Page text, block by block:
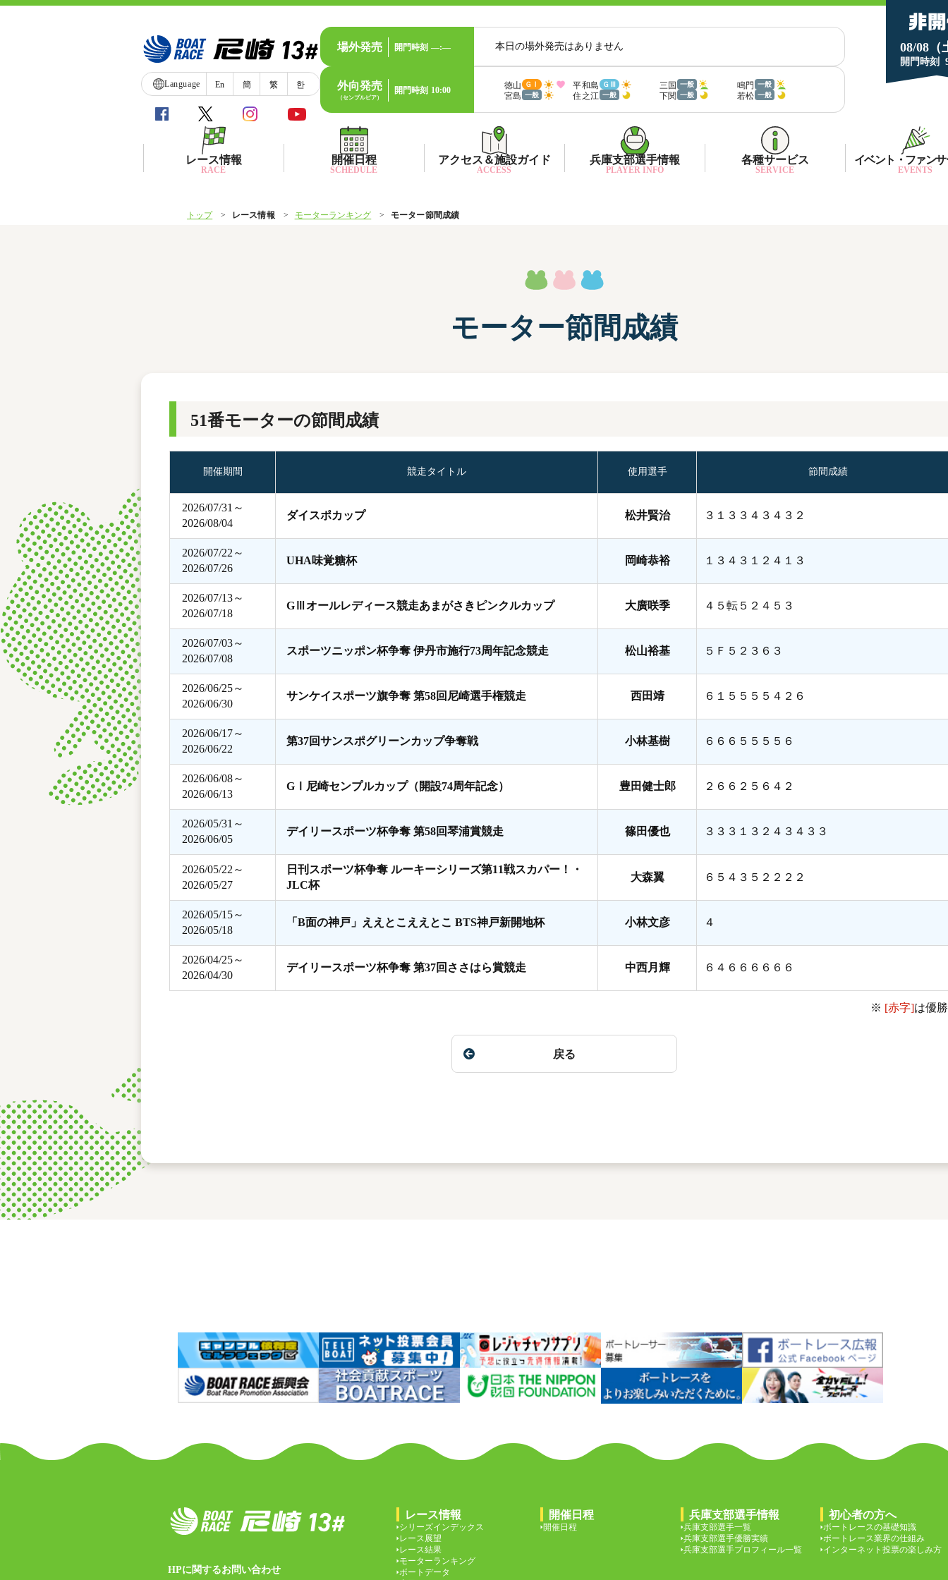
08/08（
開門時刻
Language En 簡 繁 한
場外発売 開門時刻 —:— 本日の場外発売はありません
外向発売
（センプルピア）
開門時刻 10:00 徳山 ＧⅠ 平和島 ＧⅢ 三国 一般 鳴門 一般
宮島 一般 住之江 一般 下関 一般 若松 一般
レース情報
RACE
ボートデータ
前検タイムランキング
選手検索
開催日程
SCHEDULE
アクセス＆施設ガイド
ACCESS
ファン送迎バス時刻表
施設案内
兵庫支部選手情報
PLAYER INFO
兵庫支部選手優勝実績
兵庫支部選手プロフィール一覧
各種サービス
SERVICE
マスコットキャラクター
イベント・ファン
EVENTS
トップ レース情報 モーターランキング モーター節間成績
モーター節間成績
51番モーターの節間成績
開催期間 競走タイトル 使用選手 節間成績
2026/07/31～
2026/08/04
ダイスポカップ 松井賢治 ３１３３４３４３２
2026/07/22～
2026/07/26
UHA味覚糖杯 岡崎恭裕 １３４３１２４１３
2026/07/13～
2026/07/18
GⅢオールレディース競走あまがさきピンクルカップ 大廣咲季 ４５転５２４５３
2026/07/03～
2026/07/08
スポーツニッポン杯争奪 伊丹市施行73周年記念競走 松山裕基 ５Ｆ５２３６３
2026/06/25～
2026/06/30
サンケイスポーツ旗争奪 第58回尼崎選手権競走 西田靖 ６１５５５５４２６
2026/06/17～
2026/06/22
第37回サンスポグリーンカップ争奪戦 小林基樹 ６６６５５５５６
2026/06/08～
2026/06/13
GⅠ尼崎センプルカップ（開設74周年記念） 豊田健士郎 ２６６２５６４２
2026/05/31～
2026/06/05
デイリースポーツ杯争奪 第58回琴浦賞競走 篠田優也 ３３３１３２４３４３３
2026/05/22～
2026/05/27
日刊スポーツ杯争奪 ルーキーシリーズ第11戦スカパー！・
JLC杯
大森翼 ６５４３５２２２２
2026/05/15～
2026/05/18
「B面の神戸」ええとこええとこ BTS神戸新開地杯 小林文彦 ４
2026/04/25～
2026/04/30
デイリースポーツ杯争奪 第37回ささはら賞競走 中西月輝 ６４６６６６６６
※ [赤字]は優
戻る
HPに関するお問い合わせ
レース情報
シリーズインデックス
レース展望
レース結果
モーターランキング
ボートデータ
開催日程
開催日程
兵庫支部選手情報
兵庫支部選手一覧
兵庫支部選手優勝実績
兵庫支部選手プロフィール一覧
初心者の方へ
ボートレースの基礎知識
ボートレース業界の仕組み
インターネット投票の楽しみ方